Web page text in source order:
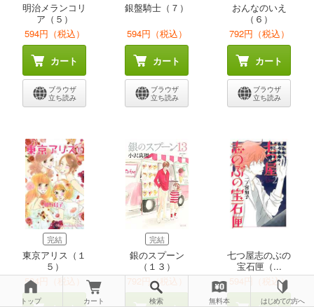
明治メランコリ
ア（５）
594円（税込）
カート
ブラウザ
立ち読み
銀盤騎士（７）
594円（税込）
カート
ブラウザ
立ち読み
おんなのいえ
（６）
792円（税込）
カート
ブラウザ
立ち読み
完結
東京アリス（１
５）
594円（税込）
完結
銀のスプーン
（１３）
792円（税込）
七つ屋志のぶの
宝石匣（...
594円（税込）
トップ カート 検索 無料本 はじめての方へ